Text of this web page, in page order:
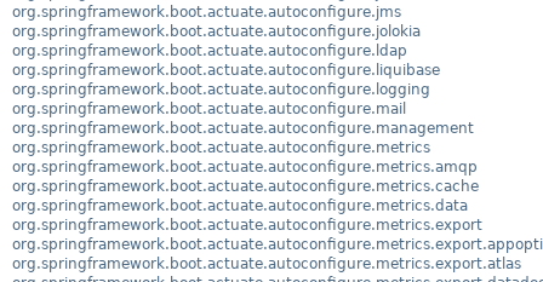
org.springframework.boot.actuate.autoconfigure.jms
org.springframework.boot.actuate.autoconfigure.jolokia
org.springframework.boot.actuate.autoconfigure.ldap
org.springframework.boot.actuate.autoconfigure.liquibase
org.springframework.boot.actuate.autoconfigure.logging
org.springframework.boot.actuate.autoconfigure.mail
org.springframework.boot.actuate.autoconfigure.management
org.springframework.boot.actuate.autoconfigure.metrics
org.springframework.boot.actuate.autoconfigure.metrics.amqp
org.springframework.boot.actuate.autoconfigure.metrics.cache
org.springframework.boot.actuate.autoconfigure.metrics.data
org.springframework.boot.actuate.autoconfigure.metrics.export
org.springframework.boot.actuate.autoconfigure.metrics.export.atlas